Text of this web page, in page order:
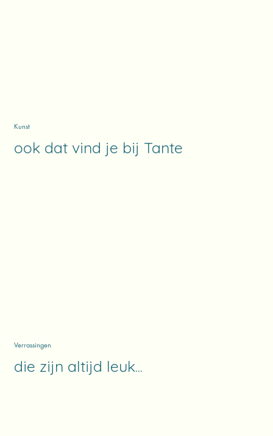
Kunst
ook dat vind je bij Tante
Verrassingen
die zijn altijd leuk...